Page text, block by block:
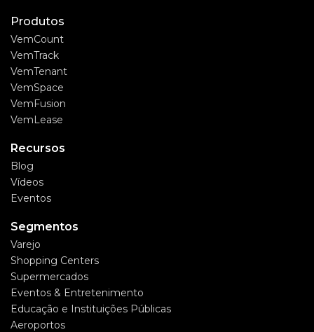
Produtos
VemCount
VemTrack
VemTenant
VemSpace
VemFusion
VemLease
Recursos
Blog
Vídeos
Eventos
Segmentos
Varejo
Shopping Centers
Supermercados
Eventos & Entretenimento
Educação e Instituições Públicas
Aeroportos